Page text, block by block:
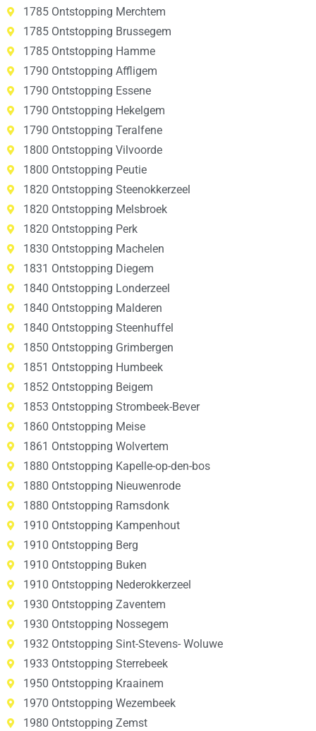
1785 Ontstopping Merchtem
1785 Ontstopping Brussegem
1785 Ontstopping Hamme
1790 Ontstopping Affligem
1790 Ontstopping Essene
1790 Ontstopping Hekelgem
1790 Ontstopping Teralfene
1800 Ontstopping Vilvoorde
1800 Ontstopping Peutie
1820 Ontstopping Steenokkerzeel
1820 Ontstopping Melsbroek
1820 Ontstopping Perk
1830 Ontstopping Machelen
1831 Ontstopping Diegem
1840 Ontstopping Londerzeel
1840 Ontstopping Malderen
1840 Ontstopping Steenhuffel
1850 Ontstopping Grimbergen
1851 Ontstopping Humbeek
1852 Ontstopping Beigem
1853 Ontstopping Strombeek-Bever
1860 Ontstopping Meise
1861 Ontstopping Wolvertem
1880 Ontstopping Kapelle-op-den-bos
1880 Ontstopping Nieuwenrode
1880 Ontstopping Ramsdonk
1910 Ontstopping Kampenhout
1910 Ontstopping Berg
1910 Ontstopping Buken
1910 Ontstopping Nederokkerzeel
1930 Ontstopping Zaventem
1930 Ontstopping Nossegem
1932 Ontstopping Sint-Stevens- Woluwe
1933 Ontstopping Sterrebeek
1950 Ontstopping Kraainem
1970 Ontstopping Wezembeek
1980 Ontstopping Zemst